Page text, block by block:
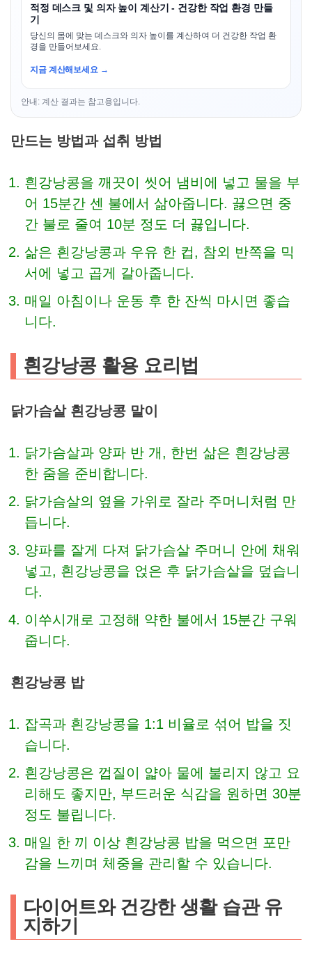
적정 데스크 및 의자 높이 계산기 - 건강한 작업 환경 만들
기
당신의 몸에 맞는 데스크와 의자 높이를 계산하여 더 건강한 작업 환
경을 만들어보세요.
지금 계산해보세요 →
안내: 계산 결과는 참고용입니다.
만드는 방법과 섭취 방법
흰강낭콩을 깨끗이 씻어 냄비에 넣고 물을 부
어 15분간 센 불에서 삶아줍니다. 끓으면 중
간 불로 줄여 10분 정도 더 끓입니다.
삶은 흰강낭콩과 우유 한 컵, 참외 반쪽을 믹
서에 넣고 곱게 갈아줍니다.
매일 아침이나 운동 후 한 잔씩 마시면 좋습
니다.
흰강낭콩 활용 요리법
닭가슴살 흰강낭콩 말이
닭가슴살과 양파 반 개, 한번 삶은 흰강낭콩
한 줌을 준비합니다.
닭가슴살의 옆을 가위로 잘라 주머니처럼 만
듭니다.
양파를 잘게 다져 닭가슴살 주머니 안에 채워
넣고, 흰강낭콩을 얹은 후 닭가슴살을 덮습니
다.
이쑤시개로 고정해 약한 불에서 15분간 구워
줍니다.
흰강낭콩 밥
잡곡과 흰강낭콩을 1:1 비율로 섞어 밥을 짓
습니다.
흰강낭콩은 껍질이 얇아 물에 불리지 않고 요
리해도 좋지만, 부드러운 식감을 원하면 30분
정도 불립니다.
매일 한 끼 이상 흰강낭콩 밥을 먹으면 포만
감을 느끼며 체중을 관리할 수 있습니다.
다이어트와 건강한 생활 습관 유
지하기